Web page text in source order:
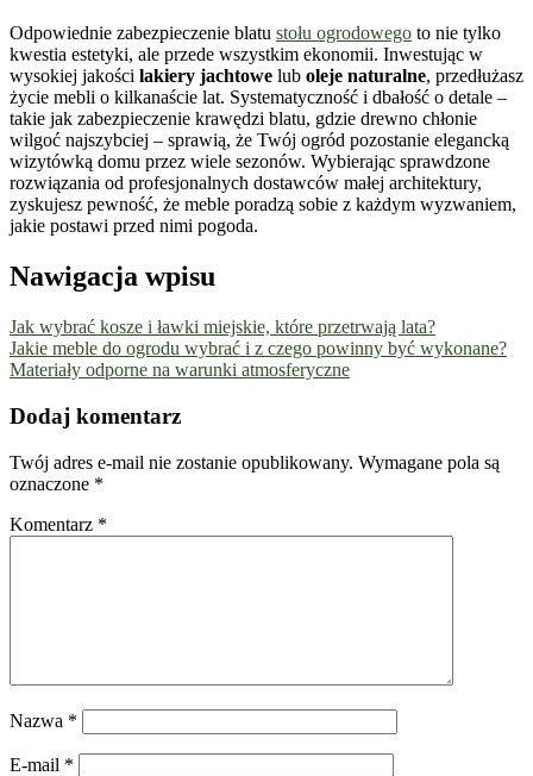
Odpowiednie zabezpieczenie blatu stołu ogrodowego to nie tylko
kwestia estetyki, ale przede wszystkim ekonomii. Inwestując w
wysokiej jakości lakiery jachtowe lub oleje naturalne, przedłużasz
życie mebli o kilkanaście lat. Systematyczność i dbałość o detale –
takie jak zabezpieczenie krawędzi blatu, gdzie drewno chłonie
wilgoć najszybciej – sprawią, że Twój ogród pozostanie elegancką
wizytówką domu przez wiele sezonów. Wybierając sprawdzone
rozwiązania od profesjonalnych dostawców małej architektury,
zyskujesz pewność, że meble poradzą sobie z każdym wyzwaniem,
jakie postawi przed nimi pogoda.
Nawigacja wpisu
Jak wybrać kosze i ławki miejskie, które przetrwają lata?
Jakie meble do ogrodu wybrać i z czego powinny być wykonane?
Materiały odporne na warunki atmosferyczne
Dodaj komentarz
Twój adres e-mail nie zostanie opublikowany. Wymagane pola są
oznaczone *
Komentarz *
Nazwa *
E-mail *